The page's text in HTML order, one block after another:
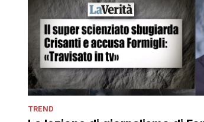
TREND